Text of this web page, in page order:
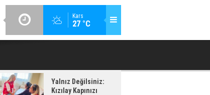
Kars
27 °C
DENETIMLI SERBESTLIK YÜKÜMLÜLERINDEN OKULA TEMIZLIK
Yalnız Değilsiniz:
Kızılay Kapınızı